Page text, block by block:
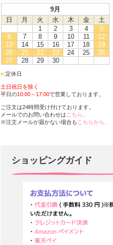
9月
日
月 火 水 木 金
土
1
2 3 4
5
6
7 8 9 10 11
12
13
14 15 16 17 18
19
20
21 22 23 24 25
26
27
28 29 30
■:定休日
土日祝日を除く
平日の10:00～17:00で営業しております。
ご注文は24時間受け付けております。
メールでのお問い合わせは こちら。
※注文メールが届かない場合も こちらから。
ショッピングガイド